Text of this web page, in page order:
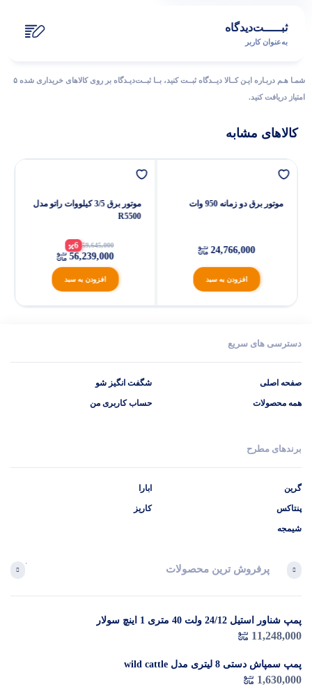
ثبـــــت‌دیدگاه
به‌عنوان کاربر
شمـا هـم دربـاره ایـن کــالا دیــدگاه ثبــت کنید، بــا ثبــت‌دیـدگاه بر روی کالاهای خریداری شده ۵
امتیاز دریافت کنید.
کالاهای مشابه
موتور برق دو زمانه 950 وات
افزودن به سبد
24,766,000
موتور برق 3/5 کیلووات راتو مدل
R5500
افزودن به سبد
59,645,000
6
56,239,000
دسترسی های سریع
صفحه اصلی
همه محصولات
شگفت انگیز شو
حساب کاربری من
برندهای مطرح
گرین
پنتاکس
شیمجه
ابارا
کاریز
پرفروش ترین محصولات
پمپ شناور استیل 24/12 ولت 40 متری 1 اینچ سولار
11,248,000
پمپ سمپاش دستی 8 لیتری مدل wild cattle
1,630,000